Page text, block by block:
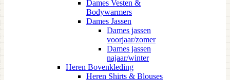
Dames Vesten &
Bodywarmers
Dames Jassen
Dames jassen
voorjaar/zomer
Dames jassen
najaar/winter
Heren Bovenkleding
Heren Shirts & Blouses